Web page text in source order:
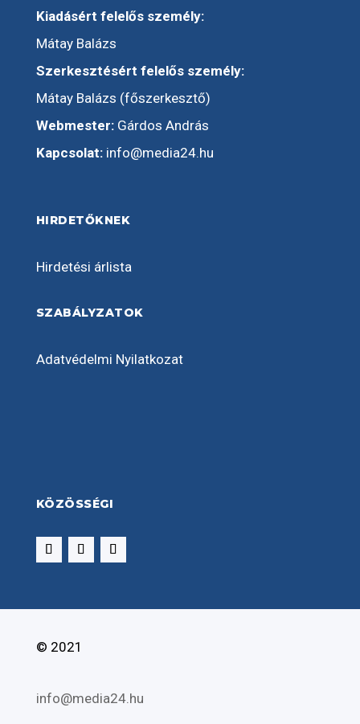
Kiadásért felelős személy:
Mátay Balázs
Szerkesztésért felelős személy:
Mátay Balázs (főszerkesztő)
Webmester:Gárdos András
Kapcsolat: info@media24.hu
HIRDETŐKNEK
Hirdetési árlista
SZABÁLYZATOK
Adatvédelmi Nyilatkozat
KÖZÖSSÉGI
© 2021
info@media24.hu